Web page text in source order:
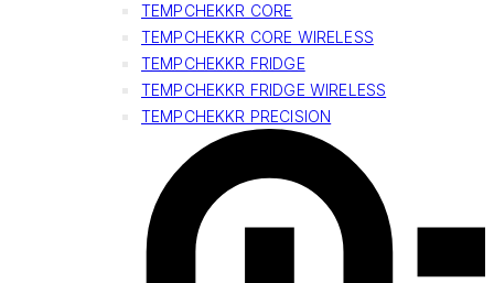
TEMPCHEKKR CORE
TEMPCHEKKR CORE WIRELESS
TEMPCHEKKR FRIDGE
TEMPCHEKKR FRIDGE WIRELESS
TEMPCHEKKR PRECISION